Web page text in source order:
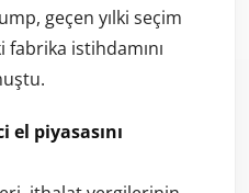
geçen yılki seçim
fabrika istihdamını
piyasasını